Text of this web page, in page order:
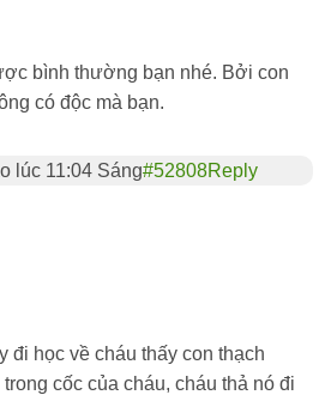
bình thường bạn nhé. Bởi con
có độc mà bạn.
lúc 11:04 Sáng#52808Reply
đi học về cháu thấy con thạch
cốc của cháu, cháu thả nó đi